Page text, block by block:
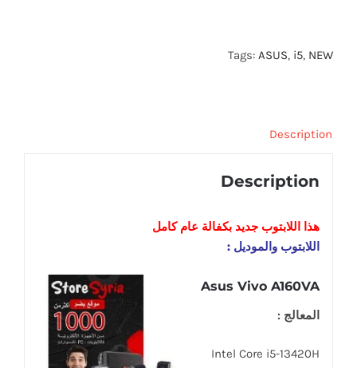
Tags: ASUS, i5, NEW
Description
Description
هذا اللابتوب جديد بكفالة عام كامل
اللابتوب والموديل :
Asus Vivo A160VA
المعالج :
Intel Core i5-13420H